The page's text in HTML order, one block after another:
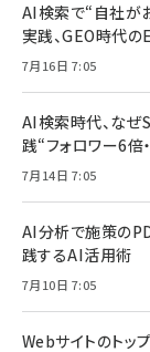
AI検索で“自社が
実践、GEO時代の
7月16日 7:05
AI検索時代、なぜ
践“フォロワー6
7月14日 7:05
AI分析で施策の
践するAI活用術
7月10日 7:05
Webサイトのトッ